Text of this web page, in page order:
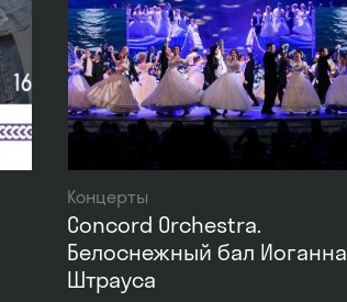
Концерты
Concord Orchestra.
Белоснежный бал Иоганна
Штрауса